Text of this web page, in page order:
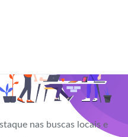
nas buscas locais e